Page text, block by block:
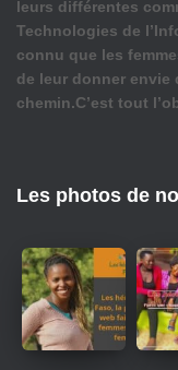
leurs différentes
Technologies de
connu que les
de leur donner envie
chemin.C’est tout
Les photos de